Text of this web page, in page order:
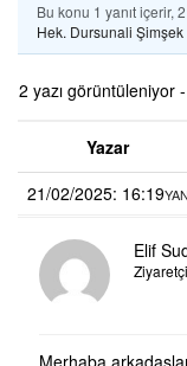
Bu konu 1 yanıt içerir,
Hek. Dursunali Şimşek
2 yazı görüntüleniyor
Yazar
21/02/2025: 16:19
Elif
Ziyaretçi
Merhaba